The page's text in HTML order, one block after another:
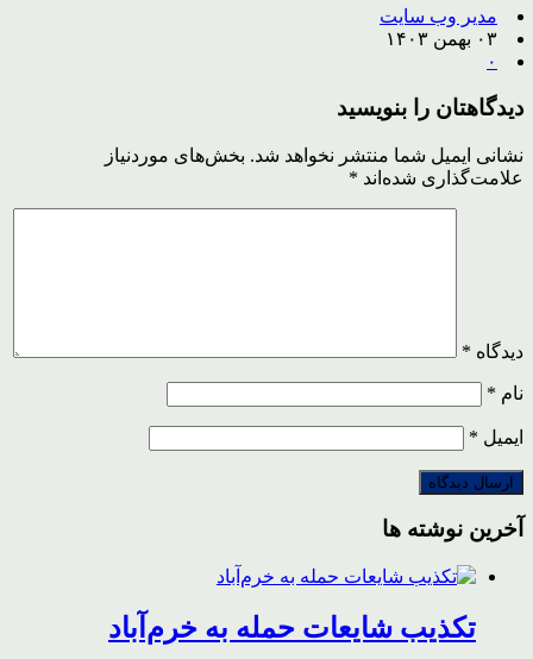
مدیر وب سایت
۰۳ بهمن ۱۴۰۳
۰
دیدگاهتان را بنویسید
نشانی ایمیل شما منتشر نخواهد شد. بخش‌های موردنیاز
علامت‌گذاری شده‌اند *
دیدگاه *
نام *
ایمیل *
آخرین نوشته ها
تکذیب شایعات حمله به خرم‌آباد